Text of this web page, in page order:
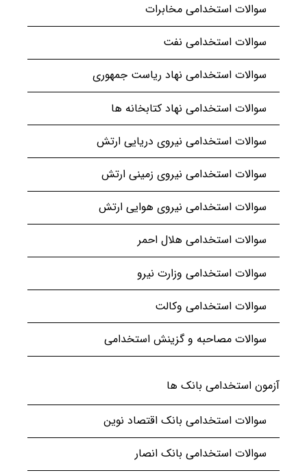
سوالات استخدامی مخابرات
سوالات استخدامی نفت
سوالات استخدامی نهاد ریاست جمهوری
سوالات استخدامی نهاد کتابخانه ها
سوالات استخدامی نیروی دریایی ارتش
سوالات استخدامی نیروی زمینی ارتش
سوالات استخدامی نیروی هوایی ارتش
سوالات استخدامی هلال احمر
سوالات استخدامی وزارت نیرو
سوالات استخدامی وکالت
سوالات مصاحبه و گزینش استخدامی
آزمون استخدامی بانک ها
سوالات استخدامی بانک اقتصاد نوین
سوالات استخدامی بانک انصار